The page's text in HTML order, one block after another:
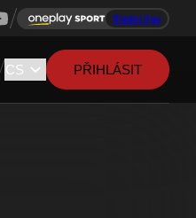
Sleduj ligu
PŘIHLÁSIT